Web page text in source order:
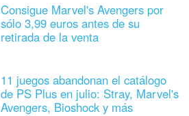
Consigue Marvel's Avengers por
sólo 3,99 euros antes de su
retirada de la venta
11 juegos abandonan el catálogo
de PS Plus en julio: Stray, Marvel's
Avengers, Bioshock y más